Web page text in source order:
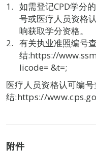
如需登记CPD学分
号或医疗人员资格
响获取学分资格。
有关执业准照编号
结:https://
licode= &t=;
医疗人员资格认可编
结:https://
附件